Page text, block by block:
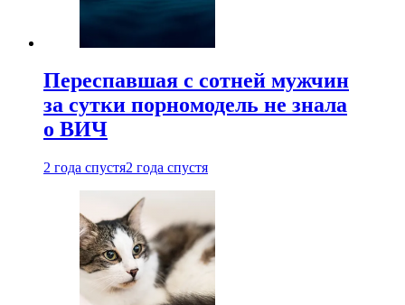
Переспавшая с сотней мужчин
за сутки порномодель не знала
о ВИЧ
2 года спустя2 года спустя